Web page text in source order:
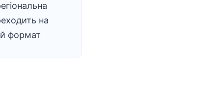
на
формат